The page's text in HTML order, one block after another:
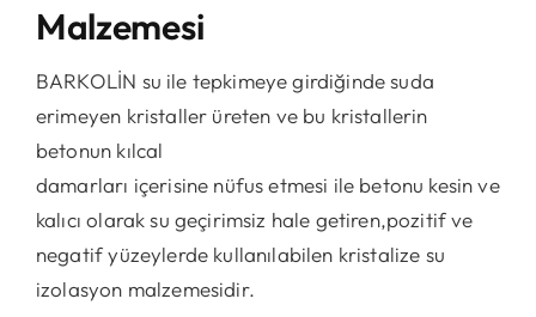
Malzemesi
BARKOLİN su ile tepkimeye girdiğinde suda
erimeyen kristaller üreten ve bu kristallerin
betonun kılcal
damarları içerisine nüfus etmesi ile betonu kesin ve
kalıcı olarak su geçirimsiz hale getiren,pozitif ve
negatif yüzeylerde kullanılabilen kristalize su
izolasyon malzemesidir.